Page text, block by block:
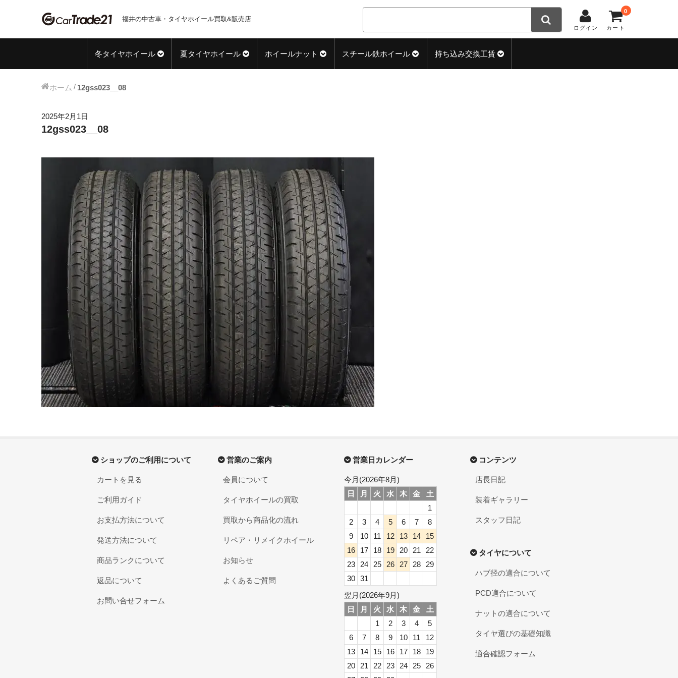
福井の中古車・タイヤホイール買取&販売店
ログイン カート
0
冬タイヤホイール 夏タイヤホイール ホイールナット スチール鉄ホイール 持ち込み交換工賃
ホーム 12gss023__08
2025年2月1日
12gss023__08
ショップのご利用について
カートを見る
ご利用ガイド
お支払方法について
発送方法について
商品ランクについて
返品について
お問い合せフォーム
営業のご案内
会員について
タイヤホイールの買取
買取から商品化の流れ
リペア・リメイクホイール
お知らせ
よくあるご質問
コンテンツ
店長日記
装着ギャラリー
スタッフ日記
タイヤについて
ハブ径の適合について
PCD適合について
ナットの適合について
タイヤ選びの基礎知識
適合確認フォーム
営業日カレンダー
今月(2026年8月)
日
月 火 水 木 金
土
1
2
3 4 5 6 7
8
9
10 11 12 13 14
15
16
17 18 19 20 21
22
23
24 25 26 27 28
29
30
31
翌月(2026年9月)
日
月 火 水 木 金
土
1
2 3 4
5
6
7 8 9 10 11
12
13
14 15 16 17 18
19
20
21 22 23 24 25
26